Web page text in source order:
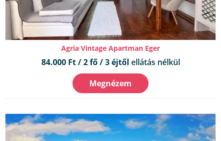
Agria Vintage Apartman Eger
84.000 Ft / 2 fő / 3 éjtől ellátás nélkül
Megnézem